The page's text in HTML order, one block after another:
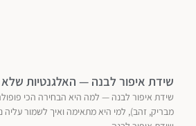
שידת איפור לבנה — האלגנטיות
שידת איפור לבנה — למה היא הבחירה הכי
מבריק, זהב), למי היא מתאימה ואיך לשמור עליה